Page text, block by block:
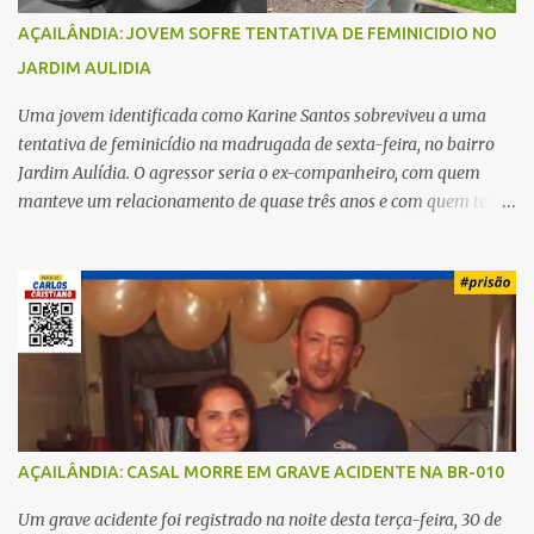
AÇAILÂNDIA: JOVEM SOFRE TENTATIVA DE FEMINICIDIO NO
JARDIM AULIDIA
Uma jovem identificada como Karine Santos sobreviveu a uma
tentativa de feminicídio na madrugada de sexta-feira, no bairro
Jardim Aulídia. O agressor seria o ex-companheiro, com quem
manteve um relacionamento de quase três anos e com quem tem
ela deixou claro que não queria. Naquela noite, a vítima recebeu o
convite de um amigo para ir a uma festa. Ao chegar ao local,
percebeu que o ex também estava presente, mas permaneceu
tranquila durante todo o evento. O ataque aconteceu quando
Karine retornava para casa, por volta das 5h40 da manhã.
“Quando cheguei, ele estava escondido. Assim que me viu, entrou
no carro e começou a me atacar com uma faca, atingindo também
o rapaz que estava comigo”, relatou. Após a agressão, Karine
recebeu atendimento médico e passa bem, estando fora de perigo.
AÇAILÂNDIA: CASAL MORRE EM GRAVE ACIDENTE NA BR-010
Um grave acidente foi registrado na noite desta terça-feira, 30 de